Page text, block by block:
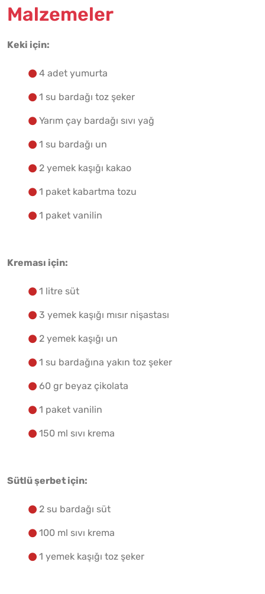
Malzemeler
Keki için:
4 adet yumurta
1 su bardağı toz şeker
Yarım çay bardağı sıvı yağ
1 su bardağı un
2 yemek kaşığı kakao
1 paket kabartma tozu
1 paket vanilin
Kreması için:
1 litre süt
3 yemek kaşığı mısır nişastası
2 yemek kaşığı un
1 su bardağına yakın toz şeker
60 gr beyaz çikolata
1 paket vanilin
150 ml sıvı krema
Sütlü şerbet için:
2 su bardağı süt
100 ml sıvı krema
1 yemek kaşığı toz şeker